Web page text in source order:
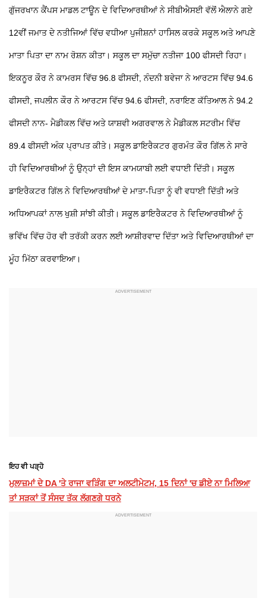
ਗੁੱਜਰਖਾਨ ਕੈਂਪਸ ਮਾਡਲ ਟਾਊਨ ਦੇ ਵਿਦਿਆਰਥੀਆਂ ਨੇ ਸੀਬੀਐਸਈ ਵੱਲੋਂ ਐਲਾਨੇ ਗਏ
12ਵੀਂ ਜਮਾਤ ਦੇ ਨਤੀਜਿਆਂ ਵਿੱਚ ਵਧੀਆ ਪੁਜੀਸ਼ਨਾਂ ਹਾਸਿਲ ਕਰਕੇ ਸਕੂਲ ਅਤੇ ਆਪਣੇ
ਮਾਤਾ ਪਿਤਾ ਦਾ ਨਾਮ ਰੋਸ਼ਨ ਕੀਤਾ। ਸਕੂਲ ਦਾ ਸਮੁੱਚਾ ਨਤੀਜਾ 100 ਫੀਸਦੀ ਰਿਹਾ।
ਇਕਨੂਰ ਕੌਰ ਨੇ ਕਾਮਰਸ ਵਿੱਚ 96.8 ਫੀਸਦੀ, ਨੰਦਨੀ ਬਵੇਜਾ ਨੇ ਆਰਟਸ ਵਿੱਚ 94.6
ਫੀਸਦੀ, ਜਪਲੀਨ ਕੌਰ ਨੇ ਆਰਟਸ ਵਿੱਚ 94.6 ਫੀਸਦੀ, ਨਰਾਇਣ ਕੱਤਿਆਲ ਨੇ 94.2
ਫੀਸਦੀ ਨਾਨ- ਮੈਡੀਕਲ ਵਿੱਚ ਅਤੇ ਯਾਸ਼ਵੀ ਅਗਰਵਾਲ ਨੇ ਮੈਡੀਕਲ ਸਟਰੀਮ ਵਿੱਚ
89.4 ਫੀਸਦੀ ਅੰਕ ਪ੍ਰਾਪਤ ਕੀਤੇ। ਸਕੂਲ ਡਾਇਰੈਕਟਰ ਗੁਰਮੰਤ ਕੌਰ ਗਿੱਲ ਨੇ ਸਾਰੇ
ਹੀ ਵਿਦਿਆਰਥੀਆਂ ਨੂੰ ਉਨ੍ਹਾਂ ਦੀ ਇਸ ਕਾਮਯਾਬੀ ਲਈ ਵਧਾਈ ਦਿੱਤੀ। ਸਕੂਲ
ਡਾਇਰੈਕਟਰ ਗਿੱਲ ਨੇ ਵਿਦਿਆਰਥੀਆਂ ਦੇ ਮਾਤਾ-ਪਿਤਾ ਨੂੰ ਵੀ ਵਧਾਈ ਦਿੱਤੀ ਅਤੇ
ਅਧਿਆਪਕਾਂ ਨਾਲ ਖੁਸ਼ੀ ਸਾਂਝੀ ਕੀਤੀ। ਸਕੂਲ ਡਾਇਰੈਕਟਰ ਨੇ ਵਿਦਿਆਰਥੀਆਂ ਨੂੰ
ਭਵਿੱਖ ਵਿੱਚ ਹੋਰ ਵੀ ਤਰੱਕੀ ਕਰਨ ਲਈ ਆਸ਼ੀਰਵਾਦ ਦਿੱਤਾ ਅਤੇ ਵਿਦਿਆਰਥੀਆਂ ਦਾ
ਮੂੰਹ ਮਿੱਠਾ ਕਰਵਾਇਆ।
ਇਹ ਵੀ ਪੜ੍ਹੋ
ਮੁਲਾਜ਼ਮਾਂ ਦੇ DA 'ਤੇ ਰਾਜਾ ਵੜਿੰਗ ਦਾ ਅਲਟੀਮੇਟਮ, 15 ਦਿਨਾਂ 'ਚ ਡੀਏ ਨਾ ਮਿਲਿਆ
ਤਾਂ ਸੜਕਾਂ ਤੋਂ ਸੰਸਦ ਤੱਕ ਲੱਗਣਗੇ ਧਰਨੇ